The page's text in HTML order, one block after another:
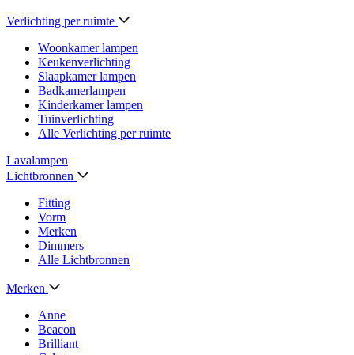
Verlichting per ruimte
Woonkamer lampen
Keukenverlichting
Slaapkamer lampen
Badkamerlampen
Kinderkamer lampen
Tuinverlichting
Alle Verlichting per ruimte
Lavalampen
Lichtbronnen
Fitting
Vorm
Merken
Dimmers
Alle Lichtbronnen
Merken
Anne
Beacon
Brilliant